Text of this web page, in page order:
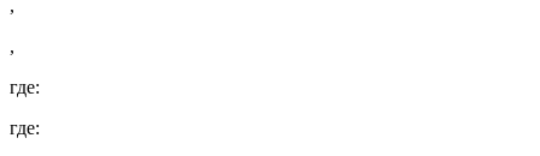
,
,
где:
где: